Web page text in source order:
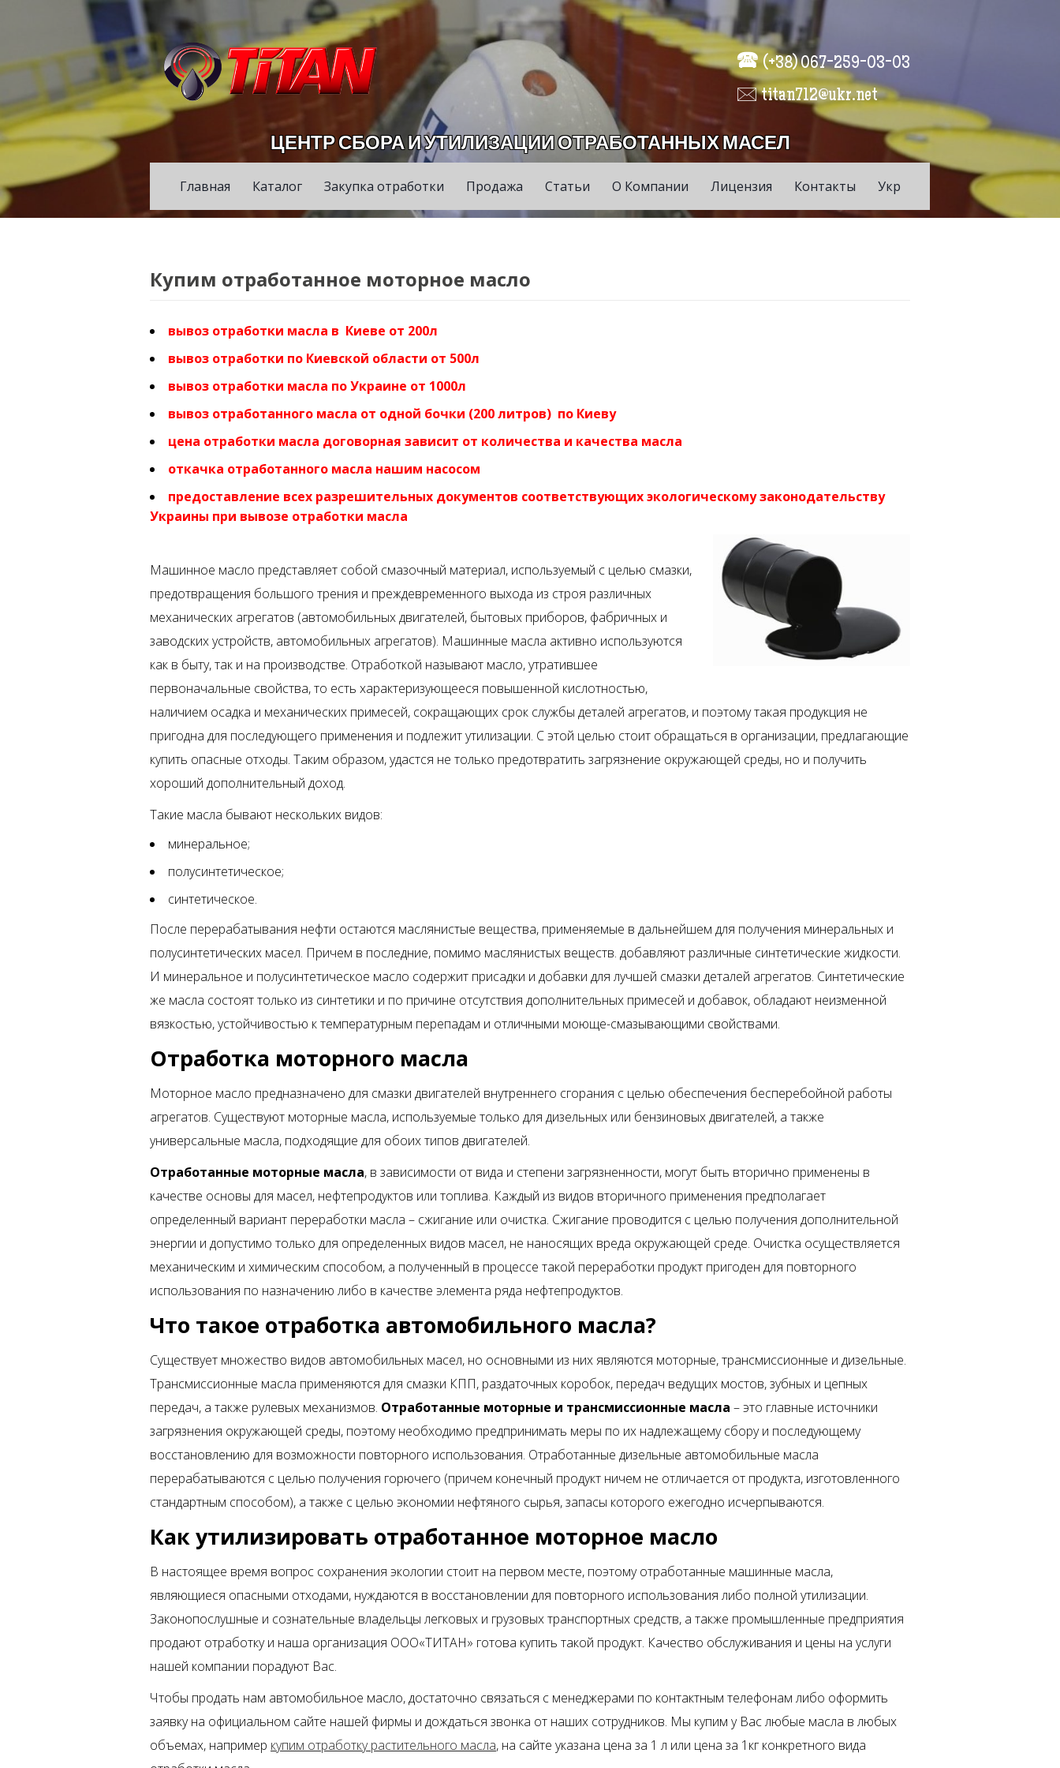
🕿 (+38) 067-259-03-03
🖂 titan712@ukr.net
ЦЕНТР СБОРА И УТИЛИЗАЦИИ ОТРАБОТАННЫХ МАСЕЛ
Главная Каталог Закупка отработки Продажа Статьи О Компании Лицензия Контакты Укр
Купим отработанное моторное масло
вывоз отработки масла в Киеве от 200л
вывоз отработки по Киевской области от 500л
вывоз отработки масла по Украине от 1000л
вывоз отработанного масла от одной бочки (200 литров) по Киеву
цена отработки масла договорная зависит от количества и качества масла
откачка отработанного масла нашим насосом
предоставление всех разрешительных документов соответствующих экологическому законодательству
Украины при вывозе отработки масла
Машинное масло представляет собой смазочный материал, используемый с целью смазки,
предотвращения большого трения и преждевременного выхода из строя различных
механических агрегатов (автомобильных двигателей, бытовых приборов, фабричных и
заводских устройств, автомобильных агрегатов). Машинные масла активно используются
как в быту, так и на производстве. Отработкой называют масло, утратившее
первоначальные свойства, то есть характеризующееся повышенной кислотностью,
наличием осадка и механических примесей, сокращающих срок службы деталей агрегатов, и поэтому такая продукция не
пригодна для последующего применения и подлежит утилизации. С этой целью стоит обращаться в организации, предлагающие
купить опасные отходы. Таким образом, удастся не только предотвратить загрязнение окружающей среды, но и получить
хороший дополнительный доход.
Такие масла бывают нескольких видов:
минеральное;
полусинтетическое;
синтетическое.
После перерабатывания нефти остаются маслянистые вещества, применяемые в дальнейшем для получения минеральных и
полусинтетических масел. Причем в последние, помимо маслянистых веществ. добавляют различные синтетические жидкости.
И минеральное и полусинтетическое масло содержит присадки и добавки для лучшей смазки деталей агрегатов. Синтетические
же масла состоят только из синтетики и по причине отсутствия дополнительных примесей и добавок, обладают неизменной
вязкостью, устойчивостью к температурным перепадам и отличными моюще-смазывающими свойствами.
Отработка моторного масла
Моторное масло предназначено для смазки двигателей внутреннего сгорания с целью обеспечения бесперебойной работы
агрегатов. Существуют моторные масла, используемые только для дизельных или бензиновых двигателей, а также
универсальные масла, подходящие для обоих типов двигателей.
Отработанные моторные масла, в зависимости от вида и степени загрязненности, могут быть вторично применены в
качестве основы для масел, нефтепродуктов или топлива. Каждый из видов вторичного применения предполагает
определенный вариант переработки масла – сжигание или очистка. Сжигание проводится с целью получения дополнительной
энергии и допустимо только для определенных видов масел, не наносящих вреда окружающей среде. Очистка осуществляется
механическим и химическим способом, а полученный в процессе такой переработки продукт пригоден для повторного
использования по назначению либо в качестве элемента ряда нефтепродуктов.
Что такое отработка автомобильного масла?
Существует множество видов автомобильных масел, но основными из них являются моторные, трансмиссионные и дизельные.
Трансмиссионные масла применяются для смазки КПП, раздаточных коробок, передач ведущих мостов, зубных и цепных
передач, а также рулевых механизмов. Отработанные моторные и трансмиссионные масла – это главные источники
загрязнения окружающей среды, поэтому необходимо предпринимать меры по их надлежащему сбору и последующему
восстановлению для возможности повторного использования. Отработанные дизельные автомобильные масла
перерабатываются с целью получения горючего (причем конечный продукт ничем не отличается от продукта, изготовленного
стандартным способом), а также с целью экономии нефтяного сырья, запасы которого ежегодно исчерпываются.
Как утилизировать отработанное моторное масло
В настоящее время вопрос сохранения экологии стоит на первом месте, поэтому отработанные машинные масла,
являющиеся опасными отходами, нуждаются в восстановлении для повторного использования либо полной утилизации.
Законопослушные и сознательные владельцы легковых и грузовых транспортных средств, а также промышленные предприятия
продают отработку и наша организация ООО«ТИТАН» готова купить такой продукт. Качество обслуживания и цены на услуги
нашей компании порадуют Вас.
Чтобы продать нам автомобильное масло, достаточно связаться с менеджерами по контактным телефонам либо оформить
заявку на официальном сайте нашей фирмы и дождаться звонка от наших сотрудников. Мы купим у Вас любые масла в любых
объемах, например купим отработку растительного масла, на сайте указана цена за 1 л или цена за 1кг конкретного вида